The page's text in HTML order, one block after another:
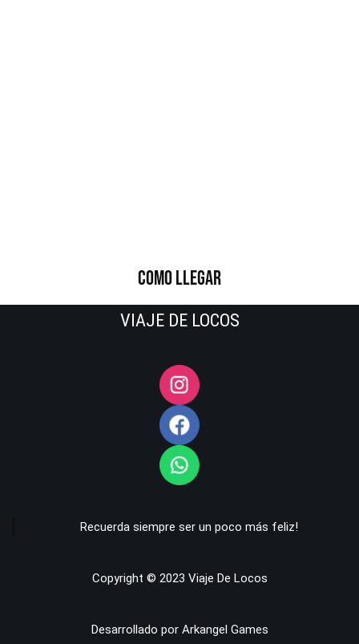
COMO LLEGAR
VIAJE DE LOCOS
Recuerda siempre ser un poco más feliz!
Copyright © 2023 Viaje De Locos
Desarrollado por Arkangel Games